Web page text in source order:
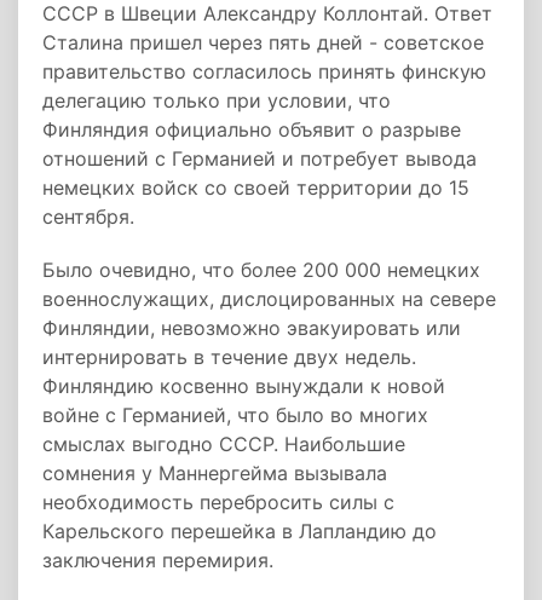
СССР в Швеции Александру Коллонтай. Ответ
Сталина пришел через пять дней - советское
правительство согласилось принять финскую
делегацию только при условии, что
Финляндия официально объявит о разрыве
отношений с Германией и потребует вывода
немецких войск со своей территории до 15
сентября.
Было очевидно, что более 200 000 немецких
военнослужащих, дислоцированных на севере
Финляндии, невозможно эвакуировать или
интернировать в течение двух недель.
Финляндию косвенно вынуждали к новой
войне с Германией, что было во многих
смыслах выгодно СССР. Наибольшие
сомнения у Маннергейма вызывала
необходимость перебросить силы с
Карельского перешейка в Лапландию до
заключения перемирия.